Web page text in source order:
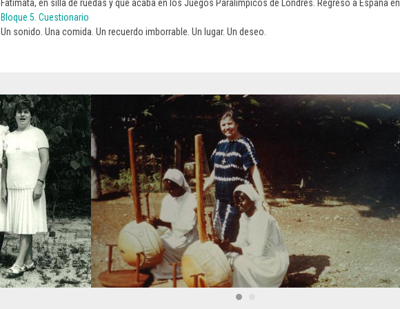
Fatimata, en silla de ruedas y que acaba en los Juegos Paralímpicos de Londres. Regreso a España
Bloque 5. Cuestionario
Un sonido. Una comida. Un recuerdo imborrable. Un lugar. Un deseo.